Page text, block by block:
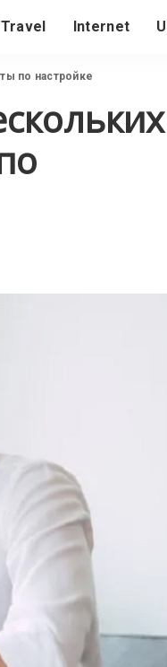
Travel Internet
по настройке